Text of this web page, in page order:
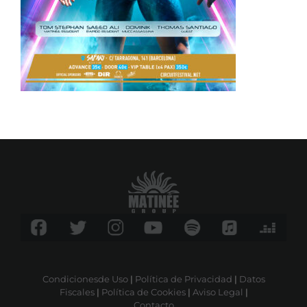
Condicionesde Uso| Política de Privacidad | Datos
Fiscales| Política de Cookies| Aviso Legal |